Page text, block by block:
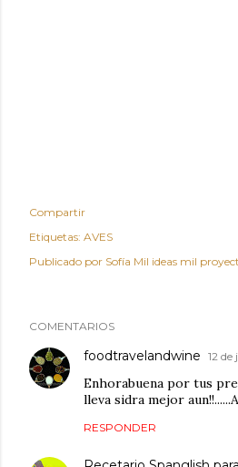
Compartir
Etiquetas: AVES
Publicado por Sofía Mil ideas mil
COMENTARIOS
foodtravelandwine 12 de
Enhorabuena por tus
lleva sidra mejor
RESPONDER